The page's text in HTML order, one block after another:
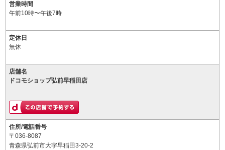
営業時間
午前10時〜午後7時
定休日
無休
店舗名
ドコモショップ弘前早稲田店
住所/電話番号
〒036-8087
青森県弘前市大字早稲田3-20-2